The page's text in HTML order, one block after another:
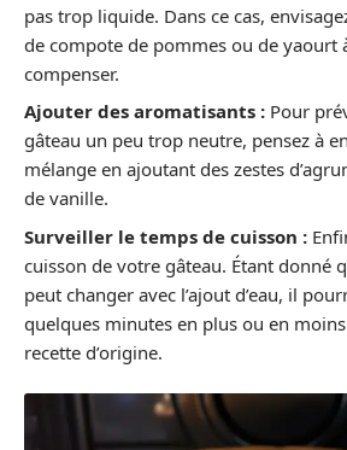
pas trop liquide. Dans ce cas,
de compote de pommes ou de yaourt
compenser.
Ajouter des aromatisants : Pour
gâteau un peu trop neutre, pensez à
mélange en ajoutant des zestes
de vanille.
Surveiller le temps de cuisson :
cuisson de votre gâteau. Étant donné
peut changer avec l’ajout d’eau, il
quelques minutes en plus ou en
recette d’origine.